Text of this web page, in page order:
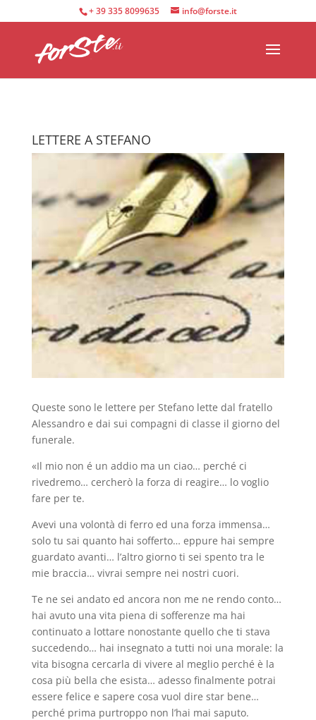
+ 39 335 8099635 info@forste.it
LETTERE A STEFANO
Queste sono le lettere per Stefano lette dal fratello
Alessandro e dai sui compagni di classe il giorno del
funerale.
«Il mio non é un addio ma un ciao… perché ci
rivedremo… cercherò la forza di reagire… lo voglio
fare per te.
Avevi una volontà di ferro ed una forza immensa…
solo tu sai quanto hai sofferto… eppure hai sempre
guardato avanti… l’altro giorno ti sei spento tra le
mie braccia… vivrai sempre nei nostri cuori.
Te ne sei andato ed ancora non me ne rendo conto…
hai avuto una vita piena di sofferenze ma hai
continuato a lottare nonostante quello che ti stava
succedendo… hai insegnato a tutti noi una morale: la
vita bisogna cercarla di vivere al meglio perché è la
cosa più bella che esista… adesso finalmente potrai
essere felice e sapere cosa vuol dire star bene…
perché prima purtroppo non l’hai mai saputo.